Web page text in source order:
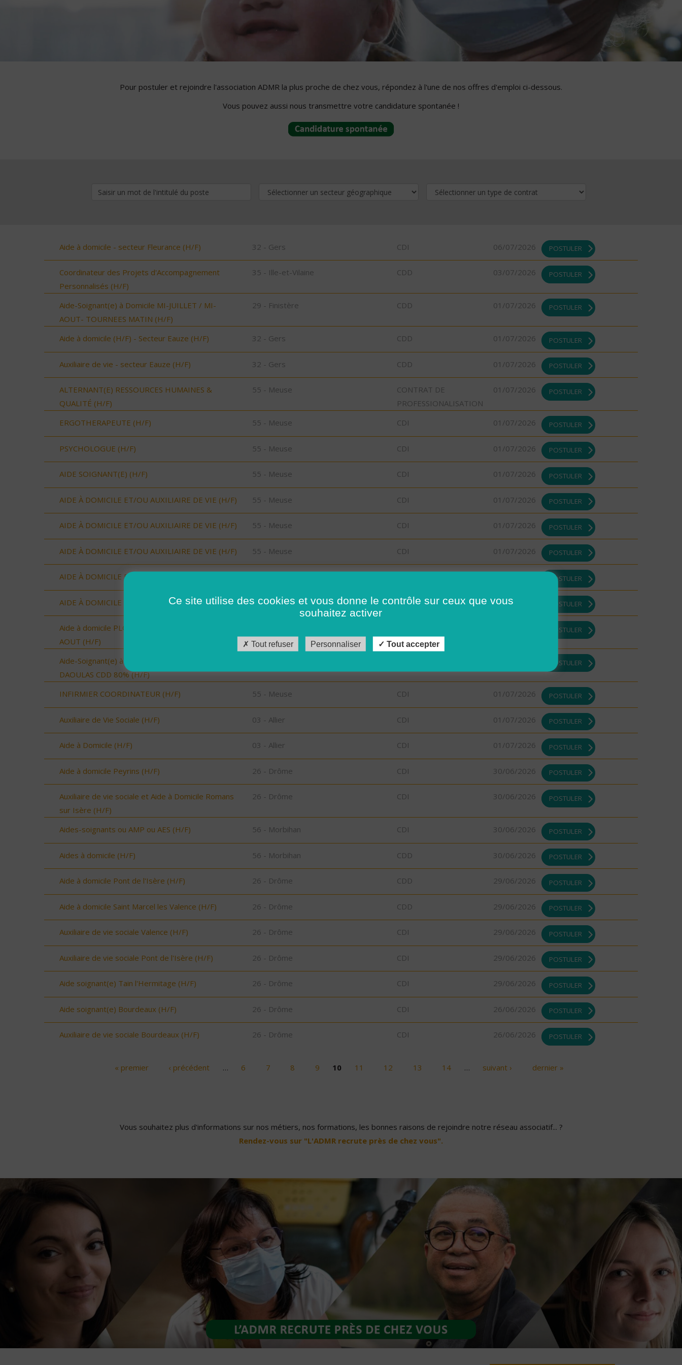
Pour postuler et rejoindre l'association ADMR la plus proche de chez vous, répondez à l'une de nos offres d'emploi ci-dessous.
Vous pouvez aussi nous transmettre votre candidature spontanée !
Aide à domicile - secteur Fleurance (H/F) 32 - Gers CDI 06/07/2026 POSTULER
Coordinateur des Projets d'Accompagnement
Personnalisés (H/F)
35 - Ille-et-Vilaine CDD 03/07/2026 POSTULER
Aide-Soignant(e) à Domicile MI-JUILLET / MI-
AOUT- TOURNEES MATIN (H/F)
29 - Finistère CDD 01/07/2026 POSTULER
Aide à domicile (H/F) - Secteur Eauze (H/F) 32 - Gers CDD 01/07/2026 POSTULER
Auxiliaire de vie - secteur Eauze (H/F) 32 - Gers CDD 01/07/2026 POSTULER
ALTERNANT(E) RESSOURCES HUMAINES &
QUALITÉ (H/F)
55 - Meuse
CONTRAT DE
PROFESSIONALISATION
01/07/2026 POSTULER
ERGOTHERAPEUTE (H/F) 55 - Meuse CDI 01/07/2026 POSTULER
PSYCHOLOGUE (H/F) 55 - Meuse CDI 01/07/2026 POSTULER
AIDE SOIGNANT(E) (H/F) 55 - Meuse CDI 01/07/2026 POSTULER
AIDE À DOMICILE ET/OU AUXILIAIRE DE VIE (H/F) 55 - Meuse CDI 01/07/2026 POSTULER
AIDE À DOMICILE ET/OU AUXILIAIRE DE VIE (H/F) 55 - Meuse CDI 01/07/2026 POSTULER
AIDE À DOMICILE ET/OU AUXILIAIRE DE VIE (H/F) 55 - Meuse CDI 01/07/2026 POSTULER
AIDE À DOMICILE ET/OU AUXILIAIRE DE VIE (H/F) POSTULER
AIDE À DOMICILE ET/OU AUXILIAIRE DE VIE (H/F) 55 - Meuse CDI 01/07/2026 POSTULER
Aide à domicile PLOUGASTEL-DAOULAS- CDD
AOUT (H/F)
POSTULER
Aide-Soignant(e) à Domicile PLOUGASTEL-
DAOULAS CDD 80% (H/F)
POSTULER
INFIRMIER COORDINATEUR (H/F) 55 - Meuse CDI 01/07/2026 POSTULER
Auxiliaire de Vie Sociale (H/F) 03 - Allier CDI 01/07/2026 POSTULER
Aide à Domicile (H/F) 03 - Allier CDI 01/07/2026 POSTULER
Aide à domicile Peyrins (H/F) 26 - Drôme CDI 30/06/2026 POSTULER
Auxiliaire de vie sociale et Aide à Domicile Romans
sur Isère (H/F)
26 - Drôme CDI 30/06/2026 POSTULER
Aides-soignants ou AMP ou AES (H/F) 56 - Morbihan CDI 30/06/2026 POSTULER
Aides à domicile (H/F) 56 - Morbihan CDD 30/06/2026 POSTULER
Aide à domicile Pont de l'Isère (H/F) 26 - Drôme CDD 29/06/2026 POSTULER
Aide à domicile Saint Marcel les Valence (H/F) 26 - Drôme CDD 29/06/2026 POSTULER
Auxiliaire de vie sociale Valence (H/F) 26 - Drôme CDI 29/06/2026 POSTULER
Auxiliaire de vie sociale Pont de l'Isère (H/F) 26 - Drôme CDI 29/06/2026 POSTULER
Aide soignant(e) Tain l'Hermitage (H/F) 26 - Drôme CDI 29/06/2026 POSTULER
Aide soignant(e) Bourdeaux (H/F) 26 - Drôme CDI 26/06/2026 POSTULER
Auxiliaire de vie sociale Bourdeaux (H/F) 26 - Drôme CDI 26/06/2026 POSTULER
« premier ‹ précédent … 6 7 8 9 10 11 12 13 14 … suivant › dernier »
Vous souhaitez plus d'informations sur nos métiers, nos formations, les bonnes raisons de rejoindre notre réseau associatif... ?
Rendez-vous sur "L'ADMR recrute près de chez vous".
Ce site utilise des cookies et vous donne le contrôle sur ceux que vous
souhaitez activer
Tout refuser Personnaliser Tout accepter